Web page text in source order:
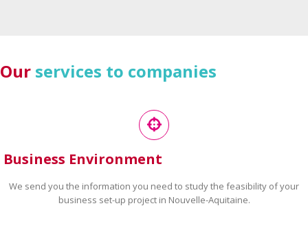
Our services to companies
Business Environment
We send you the information you need to study the feasibility of your
business set-up project in Nouvelle-Aquitaine.